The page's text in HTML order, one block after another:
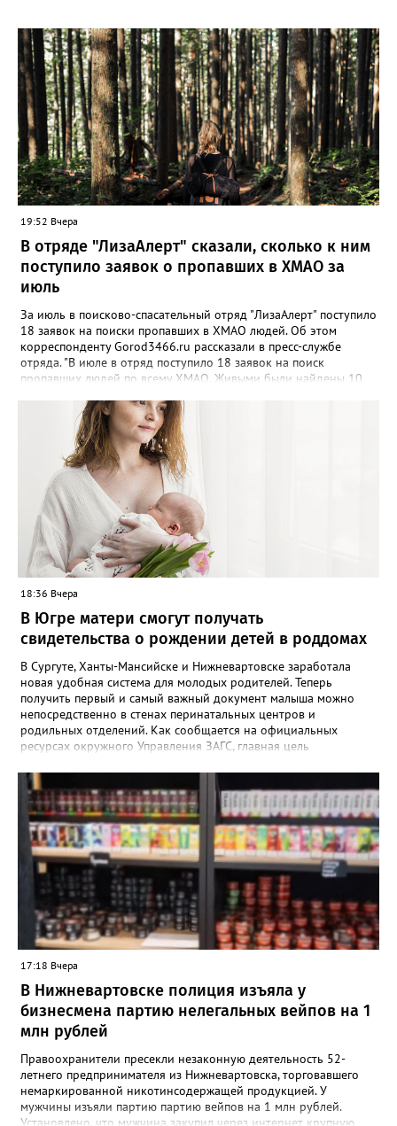
мероприятия по безопасности, культурной и патриотической
направленности. Мы видим, что дети довольны. За весь летний
период серьёзных нареканий и нарушений не
зафиксировано», — резюмировал он.
19:52 Вчера
В отряде "ЛизаАлерт" сказали, сколько к ним
поступило заявок о пропавших в ХМАО за
июль
За июль в поисково-спасательный отряд "ЛизаАлерт" поступило
18 заявок на поиски пропавших в ХМАО людей. Об этом
корреспонденту Gorod3466.ru рассказали в пресс-службе
отряда. "В июле в отряд поступило 18 заявок на поиск
пропавших людей по всему ХМАО. Живыми были найдены 10
пресс-службе. В отряде отметили, что до сих пор не нашли трех
пропавших жителей региона, однако их поиски продолжаются -
распространяются ориентировки, проверяются свидетельства.
Ранее Gorod3466.ru сообщал, что большинство случаев
пропажи детей в ХМАО фиксировались в Нижневартовске и
Сургуте.
18:36 Вчера
В Югре матери смогут получать
свидетельства о рождении детей в роддомах
В Сургуте, Ханты-Мансийске и Нижневартовске заработала
новая удобная система для молодых родителей. Теперь
получить первый и самый важный документ малыша можно
непосредственно в стенах перинатальных центров и
родильных отделений. Как сообщается на официальных
ресурсах окружного Управления ЗАГС, главная цель
бюрократии в первые дни после выписки. Специалисты начали
вести прием прямо на базе крупнейших медицинских
учреждений региона. «Теперь мамочкам и их родным не нужно
специально искать время, записываться и ехать в отдел ЗАГС.
Вся процедура регистрации рождения проходит в комфортной
обстановке, пока семья еще находится в больнице», —
подчеркивают в ведомстве. Информацию о графике работы
новых кабинетов в Сургуте, Ханты-Мансийске и
Нижневартовске обещают опубликовать в ближайшее время
на официальных страницах ведомств.
17:18 Вчера
В Нижневартовске полиция изъяла у
бизнесмена партию нелегальных вейпов на 1
млн рублей
Правоохранители пресекли незаконную деятельность 52-
летнего предпринимателя из Нижневартовска, торговавшего
немаркированной никотинсодержащей продукцией. У
мужчины изъяли партию партию вейпов на 1 млн рублей.